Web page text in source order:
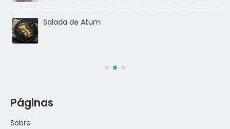
Salada de Atum
Páginas
Sobre